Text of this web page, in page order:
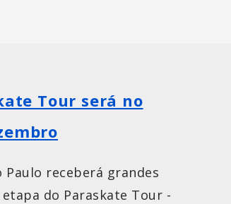
Tour será no
Paulo receberá grandes
do Paraskate Tour -